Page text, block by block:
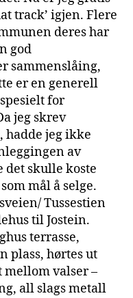
track’ igjen. Flere
deres har
god
sammenslåing,
er en generell
for
jeg skrev
hadde jeg ikke
av
det skulle koste
mål å selge.
Tussestien
til Jostein.
terrasse,
plass, hørtes ut
mellom valser –
all slags metall